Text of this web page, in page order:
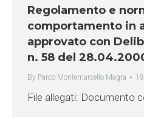
Regolamento e
comportamento in
approvato con
n. 58 del
By Parco Montemarcello Magra
File allegati: Documento